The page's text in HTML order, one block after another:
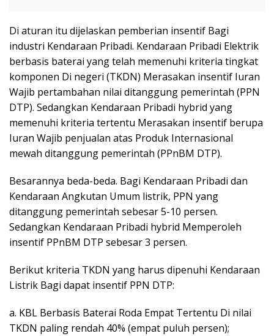
Di aturan itu dijelaskan pemberian insentif Bagi
industri Kendaraan Pribadi. Kendaraan Pribadi Elektrik
berbasis baterai yang telah memenuhi kriteria tingkat
komponen Di negeri (TKDN) Merasakan insentif Iuran
Wajib pertambahan nilai ditanggung pemerintah (PPN
DTP). Sedangkan Kendaraan Pribadi hybrid yang
memenuhi kriteria tertentu Merasakan insentif berupa
Iuran Wajib penjualan atas Produk Internasional
mewah ditanggung pemerintah (PPnBM DTP).
Besarannya beda-beda. Bagi Kendaraan Pribadi dan
Kendaraan Angkutan Umum listrik, PPN yang
ditanggung pemerintah sebesar 5-10 persen.
Sedangkan Kendaraan Pribadi hybrid Memperoleh
insentif PPnBM DTP sebesar 3 persen.
Berikut kriteria TKDN yang harus dipenuhi Kendaraan
Listrik Bagi dapat insentif PPN DTP:
a. KBL Berbasis Baterai Roda Empat Tertentu Di nilai
TKDN paling rendah 40% (empat puluh persen);